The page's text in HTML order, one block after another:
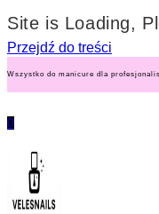
Site is Loading,
Przejdź do treści
Wszystko do manicure dla
0